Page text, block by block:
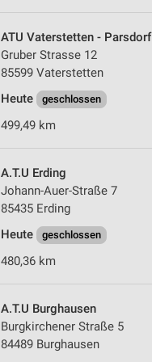
ATU Vaterstetten - Parsdorf
Gruber Strasse 12
85599 Vaterstetten
Heute
geschlossen
499,49 km
A.T.U Erding
Johann-Auer-Straße 7
85435 Erding
Heute
geschlossen
480,36 km
A.T.U Burghausen
Burgkirchener Straße 5
84489 Burghausen